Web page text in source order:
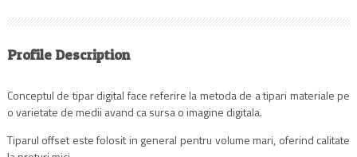
Profile Description
Conceptul de tipar digital face referire la metoda de a tipari materiale pe
o varietate de medii avand ca sursa o imagine digitala.
Tiparul offset este folosit in general pentru volume mari, oferind calitate